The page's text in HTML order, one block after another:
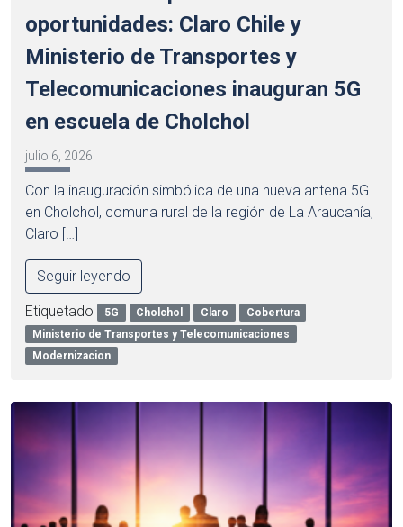
oportunidades: Claro Chile y
Ministerio de Transportes y
Telecomunicaciones inauguran 5G
en escuela de Cholchol
julio 6, 2026
Con la inauguración simbólica de una nueva antena 5G
en Cholchol, comuna rural de la región de La Araucanía,
Claro […]
Seguir leyendo
Etiquetado 5G Cholchol Claro
Cobertura
Ministerio de Transportes y Telecomunicaciones
Modernizacion